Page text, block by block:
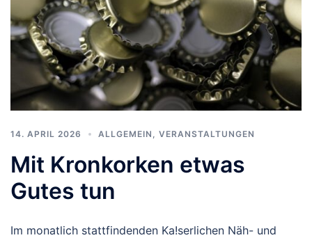
14. APRIL 2026 ALLGEMEIN VERANSTALTUNGEN
Mit Kronkorken etwas
Gutes tun
Im monatlich stattfindenden Ka!serlichen Näh- und